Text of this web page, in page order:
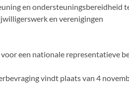
en ondersteuningsbereidheid
en verenigingen
een nationale representatieve
vindt plaats van 4